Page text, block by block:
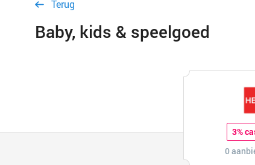
Terug
Baby, kids & speelgoed
3%
0